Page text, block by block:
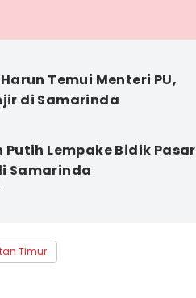
Temui Menteri PU,
di Samarinda
Putih Lempake Bidik Pasar
Samarinda
Timur